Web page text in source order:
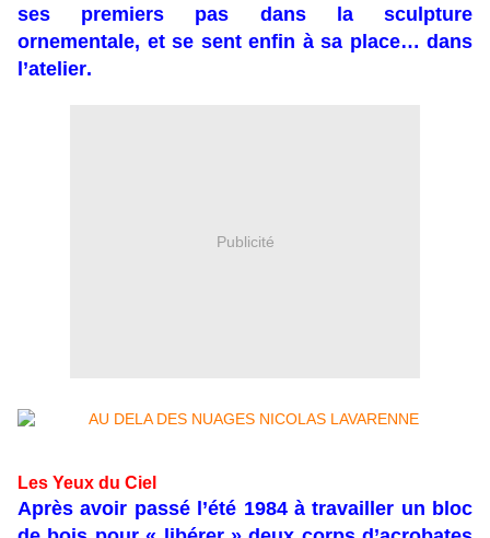
ses premiers pas dans la sculpture
ornementale, et se sent enfin à sa place… dans
l’atelier.
Publicité
Les Yeux du Ciel
Après avoir passé l’été 1984 à travailler un bloc